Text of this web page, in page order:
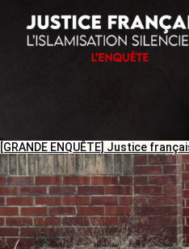
[GRANDE ENQUÊTE] Justice